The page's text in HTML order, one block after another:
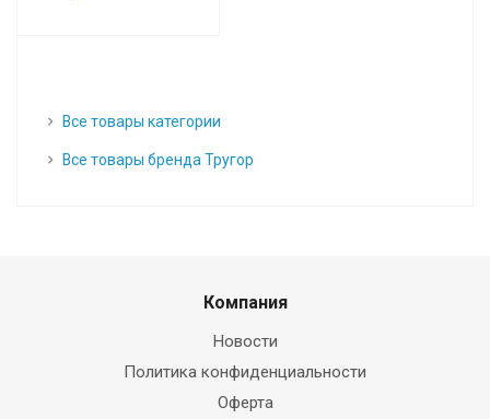
Все товары категории
Все товары бренда Тругор
Компания
Новости
Политика конфиденциальности
Оферта